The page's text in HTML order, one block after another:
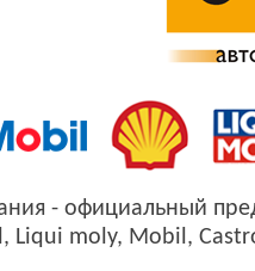
- официальный
Liqui moly, Mobil,